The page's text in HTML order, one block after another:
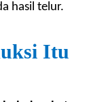
hasil telur.
Itu